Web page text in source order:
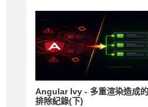
Angular Ivy - 多重渲染造成
排除紀錄(下)